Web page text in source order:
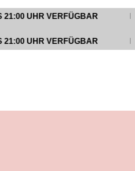
VERFÜGBAR
VERFÜGBAR